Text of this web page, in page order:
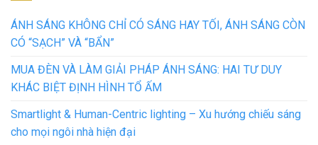
ÁNH SÁNG KHÔNG CHỈ CÓ SÁNG HAY TỐI, ÁNH SÁNG CÒN
CÓ “SẠCH” VÀ “BẨN”
MUA ĐÈN VÀ LÀM GIẢI PHÁP ÁNH SÁNG: HAI TƯ DUY
KHÁC BIỆT ĐỊNH HÌNH TỔ ẤM
Smartlight & Human-Centric lighting – Xu hướng chiếu sáng
cho mọi ngôi nhà hiện đại